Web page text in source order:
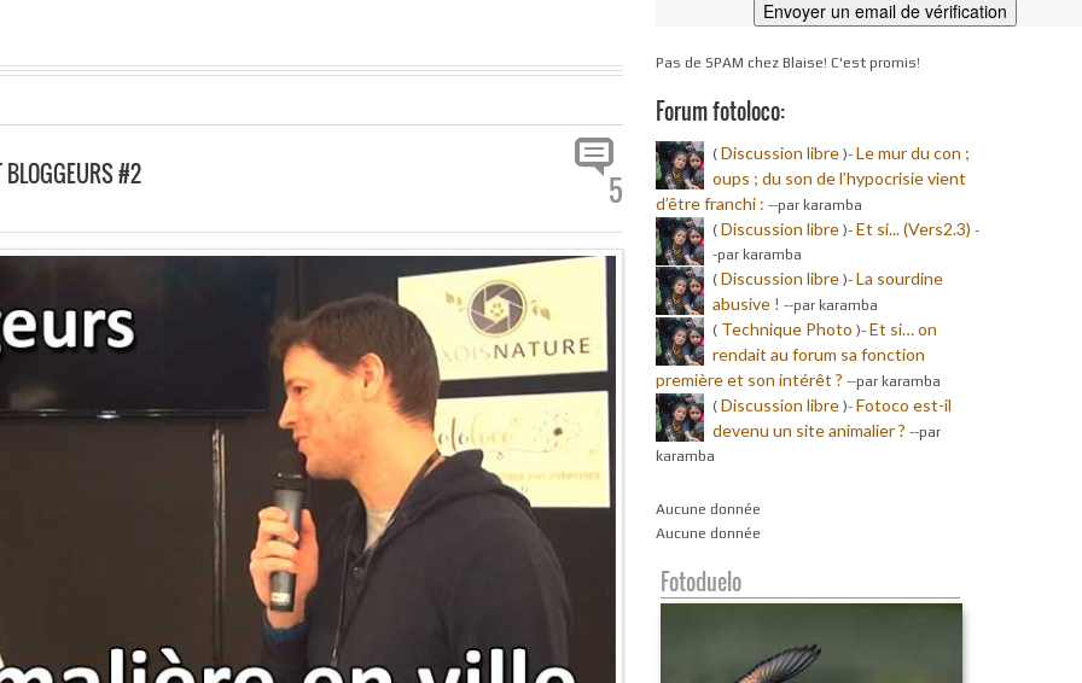
BLOGGEURS #2 5
Pas de SPAM chez Blaise! C'est promis!
Forum fotoloco:
( Discussion libre)- Le mur du con ;
oups ; du son de l’hypocrisie vient
d’être franchi : --par karamba
( Discussion libre)- Et si... (Vers2.3) -
-par karamba
( Discussion libre)- La sourdine
abusive ! --par karamba
( Technique Photo )- Et si… on
rendait au forum sa fonction
première et son intérêt ? --par karamba
( Discussion libre)- Fotoco est-il
devenu un site animalier ? --par
karamba
Aucune donnée
Aucune donnée
Fotoduelo